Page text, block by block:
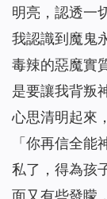
明亮，認透一
我認識到魔鬼
毒辣的惡魔實
是要讓我背叛
心思清明起來
「你再信全
私了，得為孩
面又有些發矇